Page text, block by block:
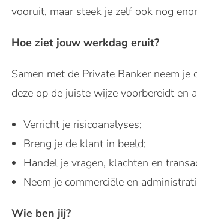
vooruit, maar steek je zelf ook nog
Hoe ziet jouw werkdag eruit?
Samen met de Private Banker neem
deze op de juiste wijze voorbereidt en
Verricht je risicoanalyses;
Breng je de klant in beeld;
Handel je vragen, klachten en
Neem je commerciële en
Wie ben jij?